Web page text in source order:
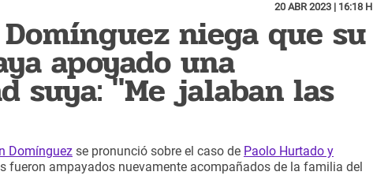
20 ABR 2023 | 16:18 H
niega que su
apoyado una
suya: "Me jalaban las
Domínguez se pronunció sobre el caso de Paolo Hurtado y
fueron ampayados nuevamente acompañados de la familia del